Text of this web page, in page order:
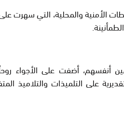
الأمنية والمحلية، التي سهرت
أنفسهم، أضفت على الأجواء
على التلميذات والتلاميذ